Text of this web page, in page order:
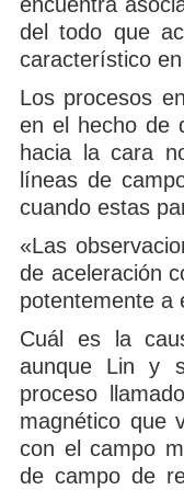
del todo que
característico
Los procesos
en el hecho de
hacia la cara
líneas de
cuando estas
«Las
de aceleración
potentemente a
Cuál es la
aunque Lin y
proceso
magnético que
con el campo
de campo de